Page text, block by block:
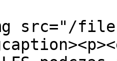
src="/files/